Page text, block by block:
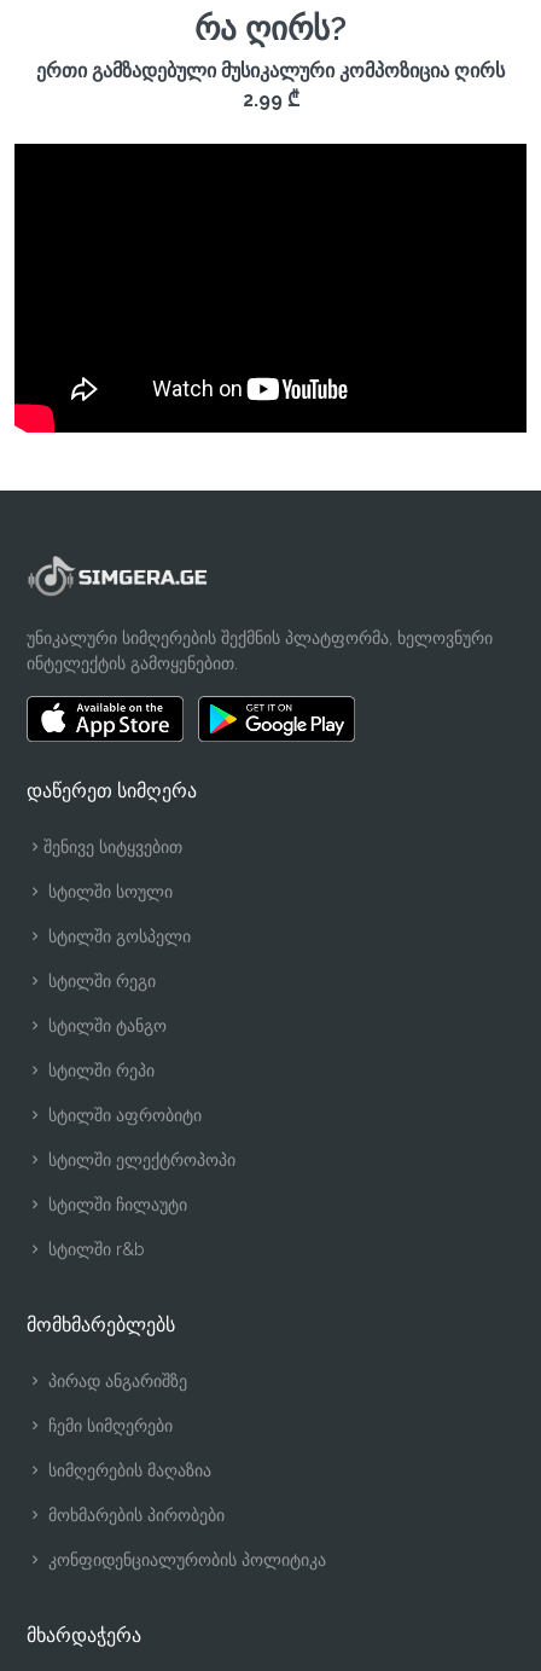
რა ღირს?
ერთი გამზადებული მუსიკალური კომპოზიცია ღირს
2.99 ₾
უნიკალური სიმღერების შექმნის პლატფორმა, ხელოვნური
ინტელექტის გამოყენებით.
დაწერეთ სიმღერა
შენივე სიტყვებით
სტილში სოული
სტილში გოსპელი
სტილში რეგი
სტილში ტანგო
სტილში რეპი
სტილში აფრობიტი
სტილში ელექტროპოპი
სტილში ჩილაუტი
სტილში r&b
მომხმარებლებს
პირად ანგარიშზე
ჩემი სიმღერები
სიმღერების მაღაზია
მოხმარების პირობები
კონფიდენციალურობის პოლიტიკა
მხარდაჭერა